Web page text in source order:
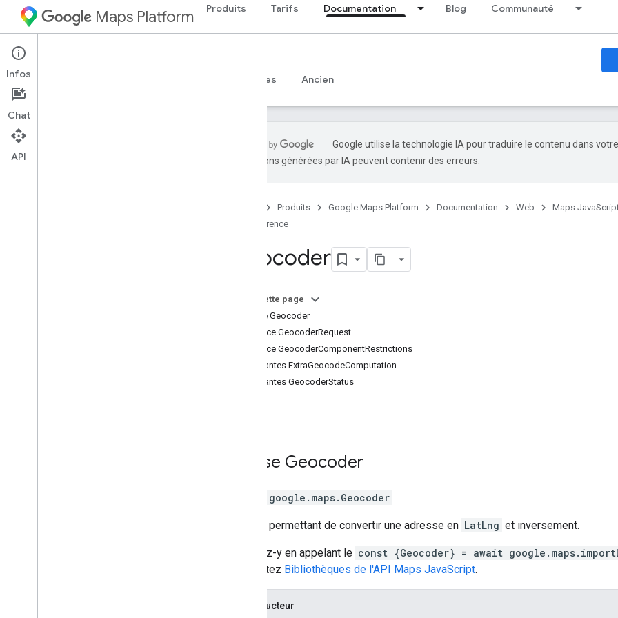
Maps Platform Produits Tarifs Documentation Blog Communauté
Web
Guides
Ressources Ancien
Google utilise la technologie IA pour traduire le contenu dans
traductions générées par IA peuvent contenir des erreurs.
Produits Google Maps Platform Documentation Web
Maps
Référence
Geocoder
Sur cette page
Classe Geocoder
Interface GeocoderRequest
Interface GeocoderComponentRestrictions
Constantes ExtraGeocodeComputation
Constantes GeocoderStatus
Classe Geocoder
google.maps. Geocoder
Service permettant de convertir une adresse en LatLng et inversement.
Accédez-y en appelant le const {Geocoder} = await
Consultez Bibliothèques de l'API Maps JavaScript.
Constructeur
Infos
Chat
API